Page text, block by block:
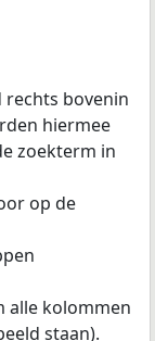
rechts bovenin
hiermee
zoekterm in
op de
alle kolommen
staan).